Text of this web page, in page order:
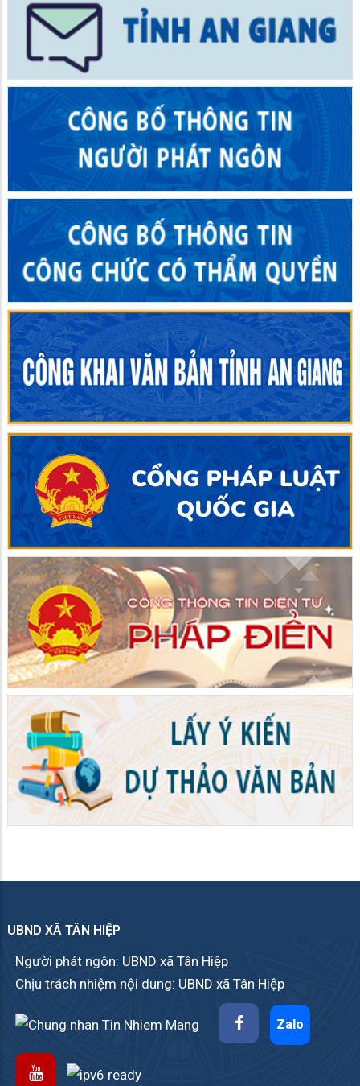
UBND XÃ TÂN HIỆP
Người phát ngôn: UBND xã Tân Hiệp
Chịu trách nhiệm nội dung: UBND xã Tân Hiệp
Zalo